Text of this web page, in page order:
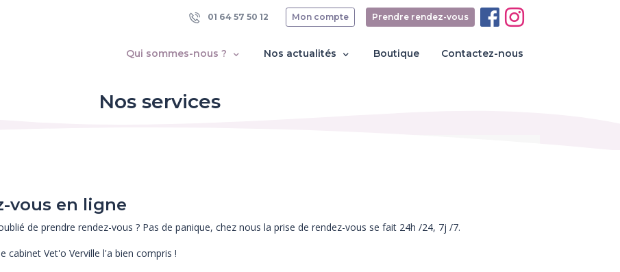
Qui sommes-nous ? Nos actualités Boutique Contactez-nous
01 64 57 50 12 Mon compte Prendre rendez-vous
Nos services
vous en ligne
de prendre rendez-vous ? Pas de panique, chez nous la prise de rendez-vous se fait 24h /24, 7j /7.
cabinet Vet'o Verville l'a bien compris !